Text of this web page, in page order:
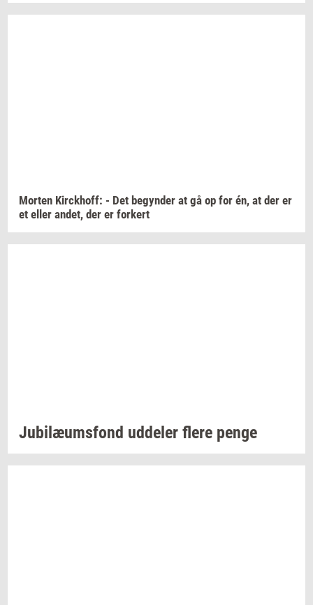
Mor­ten Kirck­hoff: - Det be­gyn­der at gå op for én, at der er
et eller andet, der er for­kert
Ju­bilæums­fond ud­de­ler flere penge